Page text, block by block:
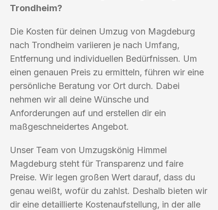
Trondheim?
Die Kosten für deinen Umzug von Magdeburg
nach Trondheim variieren je nach Umfang,
Entfernung und individuellen Bedürfnissen. Um
einen genauen Preis zu ermitteln, führen wir eine
persönliche Beratung vor Ort durch. Dabei
nehmen wir all deine Wünsche und
Anforderungen auf und erstellen dir ein
maßgeschneidertes Angebot.
Unser Team von Umzugskönig Himmel
Magdeburg steht für Transparenz und faire
Preise. Wir legen großen Wert darauf, dass du
genau weißt, wofür du zahlst. Deshalb bieten wir
dir eine detaillierte Kostenaufstellung, in der alle